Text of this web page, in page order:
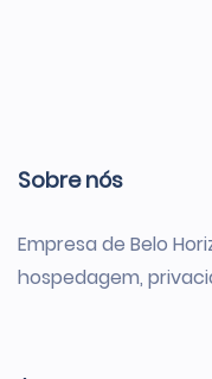
Sobre nós
Empresa de Belo
hospedagem,